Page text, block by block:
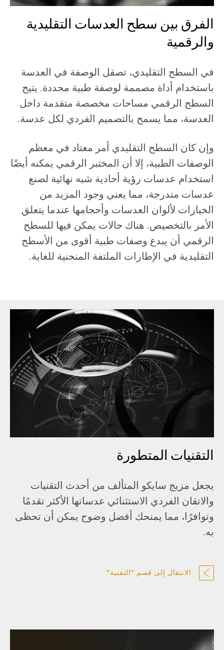
الفرق بين سطح العدسات التقليدية
والرقمية
في السطح التقليدي، تصقل الوصفة في العدسة
باستخدام أداة مصممة لوصفة طبية محددة. يتيح
السطح الرقمي مساحات مخصصة متقدمة داخل
العدسة، مما يسمح بالتصميم الفردي لكل عدسة.
وإن كان السطح التقليدي أمر معتاد في معظم
الوصفات الطبية، إلا أن المختبر الرقمي يمكنه أيضًا
استخدام عدسات رؤية أحادية شبه نهائية لصنع
عدسات متدرجة، مما يعني وجود المزيد من
الخيارات لألوان العدسات وأحجامها عندما يتعلق
الأمر بالتخصيص. هناك حالات يمكن فيها للسطح
الرقمي أن يبدع وصفات طبية أقوى من الأسطح
التقليدية في الإطارات الملتفة المنحنية للغاية.
التقنيات المتطورة
يجعل مزيج سايكو المتألف من أحدث التقنيات
والاتقان الفردي الاستثنائي عدساتها الأكثر تقدمًا
وتوافرًا، مما يمنحك أفضل وضوح يمكن أن تحظى
به.
الانتقال إلى قسم "التقنية"